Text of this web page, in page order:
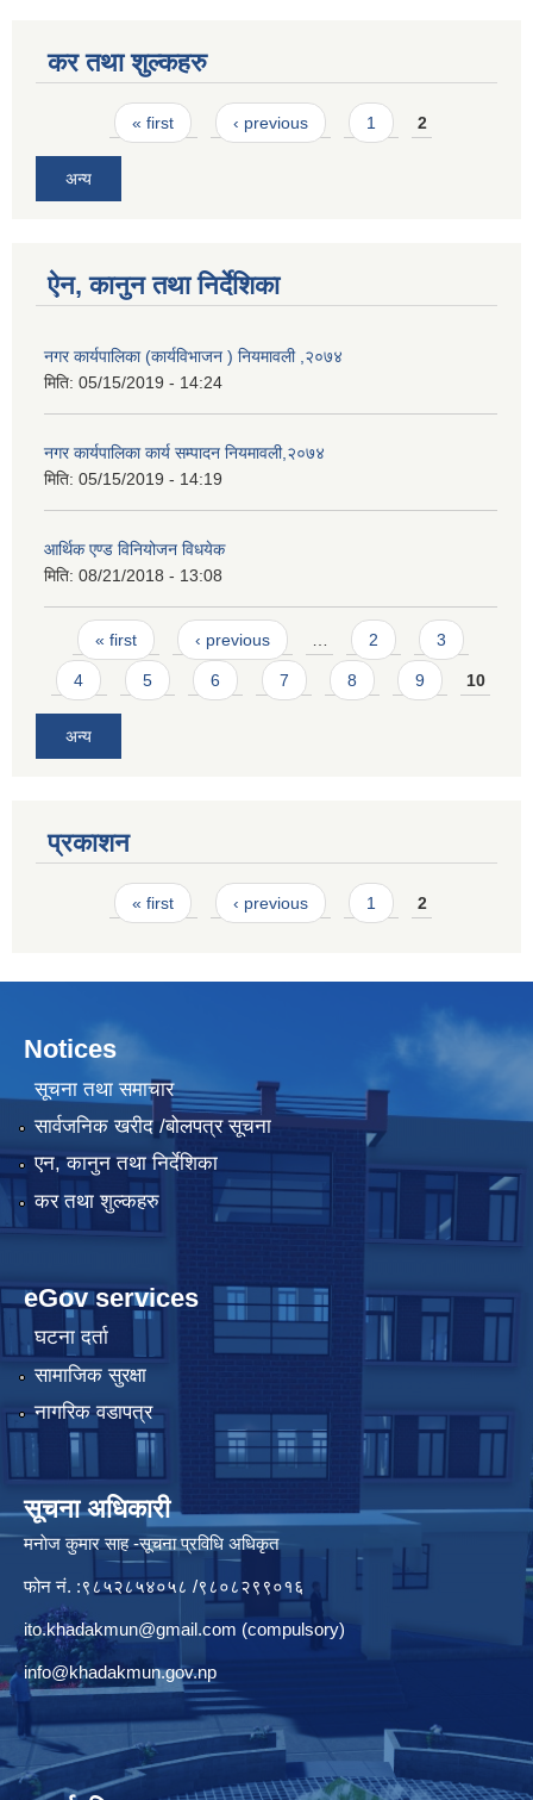
कर तथा शुल्कहरु
Pages« first ‹ previous 1 2
अन्य
ऐन, कानुन तथा निर्देशिका
नगर कार्यपालिका (कार्यविभाजन ) नियमावली ,२०७४
मिति: 05/15/2019 - 14:24
नगर कार्यपालिका कार्य सम्पादन नियमावली,२०७४
मिति: 05/15/2019 - 14:19
आर्थिक एण्ड विनियोजन विधयेक
मिति: 08/21/2018 - 13:08
Pages
« first ‹ previous … 2 3
4 5 6 7 8 9 10
अन्य
प्रकाशन
Pages« first ‹ previous 1 2
Notices
सूचना तथा समाचार
सार्वजनिक खरीद /बोलपत्र सूचना
एन, कानुन तथा निर्देशिका
कर तथा शुल्कहरु
eGov services
घटना दर्ता
सामाजिक सुरक्षा
नागरिक वडापत्र
सूचना अधिकारी
मनाेज कुमार साह -सूचना प्रविधि अधिकृत
फोन नं. :९८५२८५४०५८ /९८०८२९९०१६
ito.khadakmun@gmail.com (compulsory)
info@khadakmun.gov.np